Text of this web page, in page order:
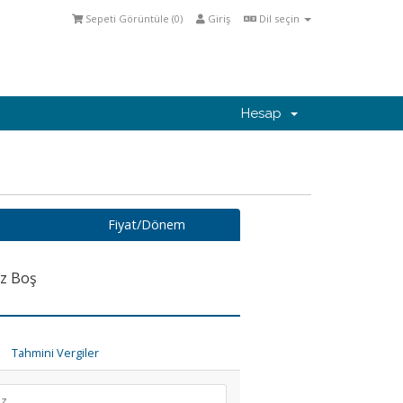
Dil seçin
Giriş
Sepeti Görüntüle (0)
Hesap
Fiyat/Dönem
Boş
Tahmini Vergiler